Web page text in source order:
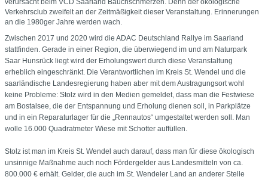
verursacht beim VCD Saarland Bauchschmerzen. Denn der ökologische
Verkehrsclub zweifelt an der Zeitmäßigkeit dieser Veranstaltung. Erinnerungen
an die 1980ger Jahre werden wach.
Zwischen 2017 und 2020 wird die ADAC Deutschland Rallye im Saarland
stattfinden. Gerade in einer Region, die überwiegend im und am Naturpark
Saar Hunsrück liegt wird der Erholungswert durch diese Veranstaltung
erheblich eingeschränkt. Die Verantwortlichen im Kreis St. Wendel und die
saarländische Landesregierung haben aber mit dem Austragungsort wohl
keine Probleme: Stolz wird in den Medien gemeldet, dass man die Festwiese
am Bostalsee, die der Entspannung und Erholung dienen soll, in Parkplätze
und in ein Reparaturlager für die „Rennautos“ umgestaltet werden soll. Man
wolle 16.000 Quadratmeter Wiese mit Schotter auffüllen.
Stolz ist man im Kreis St. Wendel auch darauf, dass man für diese ökologisch
unsinnige Maßnahme auch noch Fördergelder aus Landesmitteln von ca.
800.000 € erhält. Gelder, die auch im St. Wendeler Land an anderer Stelle